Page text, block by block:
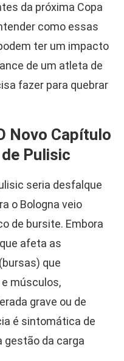
da próxima Copa
como essas
ter um impacto
de um atleta de
fazer para quebrar
Novo Capítulo
Pulisic
seria desfalque
o Bologna veio
de bursite. Embora
afeta as
que
músculos,
grave ou de
é sintomática de
gestão da carga